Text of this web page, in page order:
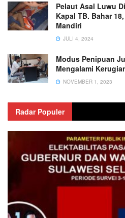
Pelaut Asal Luwu
Kapal TB. Bahar
Mandiri
JULI 4, 2024
Modus Penipuan
Mengalami
NOVEMBER 1, 2023
Radar Populer